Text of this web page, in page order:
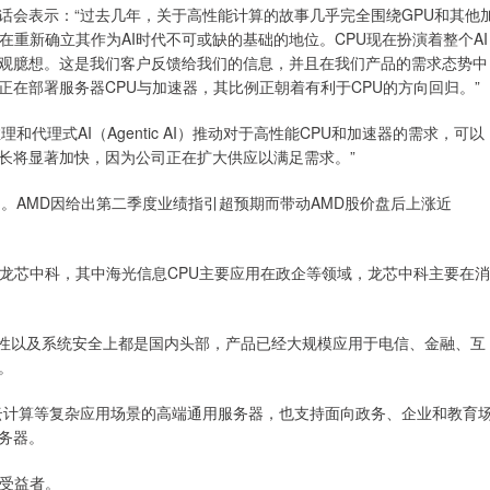
表示：“过去几年，关于高性能计算的故事几乎完全围绕GPU和其他
新确立其作为AI时代不可或缺的基础的地位。CPU现在扮演着整个AI
想。这是我们客户反馈给我们的信息，并且在我们产品的需求态势中
部署服务器CPU与加速器，其比例正朝着有利于CPU的方向回归。”
和代理式AI（Agentic AI）推动对于高性能CPU和加速器的需求，可以
显著加快，因为公司正在扩大供应以满足需求。”
AMD因给出第二季度业绩指引超预期而带动AMD股价盘后上涨近
芯中科，其中海光信息CPU主要应用在政企等领域，龙芯中科主要在消
及系统安全上都是国内头部，产品已经大规模应用于电信、金融、互
算等复杂应用场景的高端通用服务器，也支持面向政务、企业和教育
。
益者。